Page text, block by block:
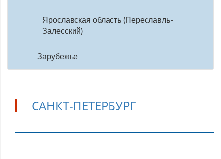
Ярославская область (Переславль-
Залесский)
Зарубежье
САНКТ-ПЕТЕРБУРГ